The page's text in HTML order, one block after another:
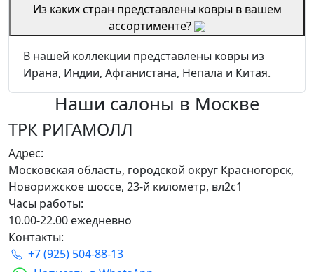
Из каких стран представлены ковры в вашем
ассортименте?
В нашей коллекции представлены ковры из
Ирана, Индии, Афганистана, Непала и Китая.
Наши салоны в Москве
ТРК РИГАМОЛЛ
Адрес:
Московская область, городской округ Красногорск,
Новорижское шоссе, 23-й километр, вл2с1
Часы работы:
10.00-22.00 ежедневно
Контакты:
+7 (925) 504-88-13